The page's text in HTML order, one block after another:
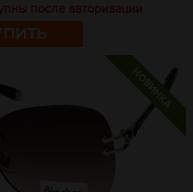
после авторизации